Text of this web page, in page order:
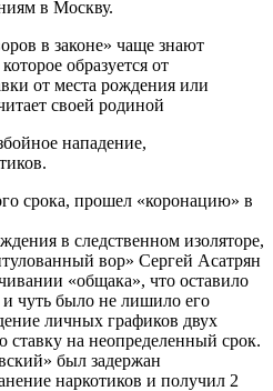
в Москву.
в законе» чаще знают
образуется от
от места рождения или
своей родиной
нападение,
срока, прошел «коронацию» в
в следственном изоляторе,
вор» Сергей Асатрян
«общака», что оставило
и чуть было не лишило его
личных графиков двух
на неопределенный срок.
был задержан
наркотиков и получил 2